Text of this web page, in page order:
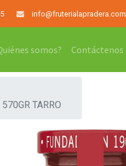
info@fruterialapradera.com
somos? Contáctenos
TARRO